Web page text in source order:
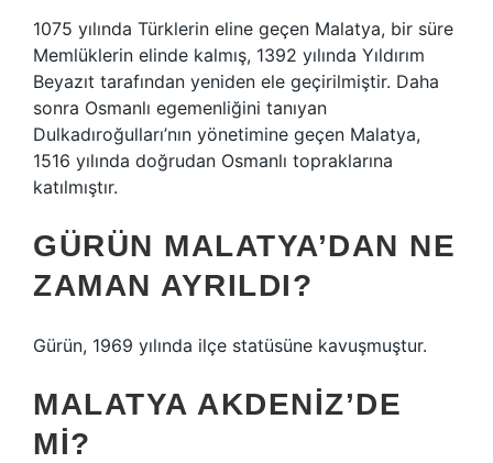
1075 yılında Türklerin eline geçen Malatya, bir süre
Memlüklerin elinde kalmış, 1392 yılında Yıldırım
Beyazıt tarafından yeniden ele geçirilmiştir. Daha
sonra Osmanlı egemenliğini tanıyan
Dulkadıroğulları’nın yönetimine geçen Malatya,
1516 yılında doğrudan Osmanlı topraklarına
katılmıştır.
GÜRÜN MALATYA’DAN NE
ZAMAN AYRILDI?
Gürün, 1969 yılında ilçe statüsüne kavuşmuştur.
MALATYA AKDENIZ’DE
MI?